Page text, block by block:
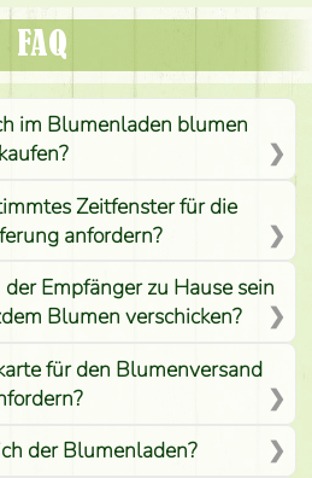
FAQ
im Blumenladen blumen
kaufen?
Zeitfenster für die
anfordern?
Empfänger zu Hause sein
Blumen verschicken?
für den Blumenversand
der Blumenladen?